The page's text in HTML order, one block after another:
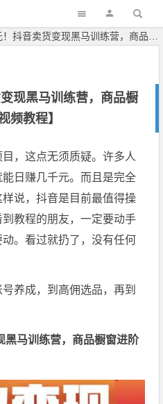
变现黑马训练营，商品橱窗进阶玩法核心技术【视频教程】
现黑马训练营，商品橱
频教程】
，这点无须质疑。许多人
日赚几千元。而且是完全
说，抖音是目前最值得操
教程的朋友，一定要动手
。看过就扔了，没有任何
养成，到高佣选品，再到
黑马训练营，商品橱窗进阶